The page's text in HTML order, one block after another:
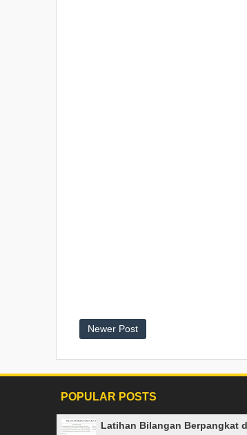
Newer Post
POPULAR POSTS
Latihan Bilangan Berpangkat